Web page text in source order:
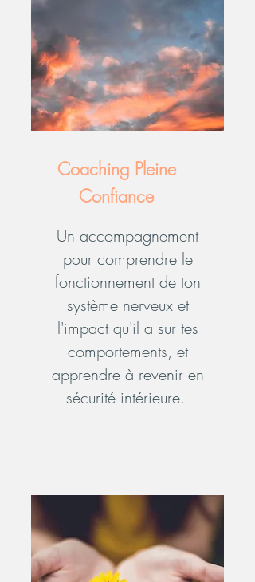
Coaching Pleine
Confiance
Un accompagnement
pour comprendre le
fonctionnement de ton
système nerveux et
l'impact qu'il a sur tes
comportements, et
apprendre à revenir en
sécurité intérieure.